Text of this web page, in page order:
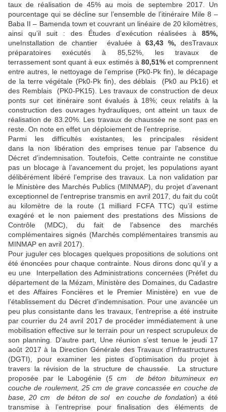
taux de réalisation de 45% au mois de septembre 2017. Un
pourcentage qui se décline sur l’ensemble de l’itinéraire Mile 8 –
Baba II – Bamenda town et couvrant un linéaire de 20 kilomètres,
ainsi qu’il suit : des Études d’exécution réalisées à 85%,
uneInstallation de chantier évaluée à 63,43 %, desTravaux
préparatoires exécutés à 85,52%, les travaux de
terrassement sont quant à eux estimés à 80,51%et comprennent
entre autres, le nettoyage de l’emprise (Pk0-Pk fin), le décapage
de la terre végétale (Pk0-Pk fin), des déblais (Pk0 au Pk16) et
des Remblais (PK0-PK15). Les travaux de construction de deux
ponts sur cet itinéraire sont évalués à 18%; ceux relatifs à la
construction des ouvrages hydrauliques, ont atteint un taux de
réalisation de 83.20%. Les travaux de chaussée ne sont pas en
reste. On note en effet un déploiement de l’entreprise.
Parmi les difficultés existantes, les principales résident
dans la non libération des emprises tenue par l’absence du
Décret d’indemnisation. Toutefois, Cette contrainte ne constitue
pas un blocage à l’avancement du projet, les populations ayant
délibérément libéré l’emprise des travaux. La non validation par
le Ministère des Marchés Publics (MINMAP), du projet d’avenant
exceptionnel de l’entreprise transmis en avril 2017, du fait du coût
au kilomètre de la route (1 milliard FCFA TTC) qu’il estime
exagéré et le non paiement des prestations des Missions de
Contrôle (MDC), du fait de l’absence des marchés
complémentaires signés (Marchés complémentaires transmis au
MINMAP en avril 2017).
Pour juguler ces blocages quelques propositions de solutions ont
été énoncées pour chaque contrainte. Nous dirons donc qu’il y a
eu une Interpellation des Administrations concernées (Préfet du
département de la Mézam, Ministère des Domaines, du Cadastre
et des Affaires Foncières et le Premier Ministère) en vue de
l’établissement du Décret d’indemnisation. Pour une avancée un
peu plus consistante dans les travaux, l’entreprise a été instruite
par courrier du 24 avril 2017 de procéder immédiatement à une
mobilisation effective sur le terrain pour un respect scrupuleux de
son planning. D’autre part, Une réunion s’est tenue le jeudi 17
août 2017 à la Direction Générale des Travaux d’Infrastructures
(DGTI), pour examiner les pistes d’optimisation du projet à
travers la révision de la structure de chaussée. La structure
proposée par le Labogénie (5 cm de béton bitumineux en
couche de roulement, 25 cm de grave concassée en couche de
base, 20 cm de béton de sol en couche de fondation) a été
transmise à l’entreprise pour finalisation des éléments de